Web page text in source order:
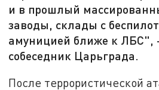
и в прошлый
заводы, склады с
амуницией ближе к ЛБС",
собеседник Царьграда.
После террористической